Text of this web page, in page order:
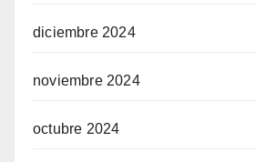
diciembre 2024
noviembre 2024
octubre 2024